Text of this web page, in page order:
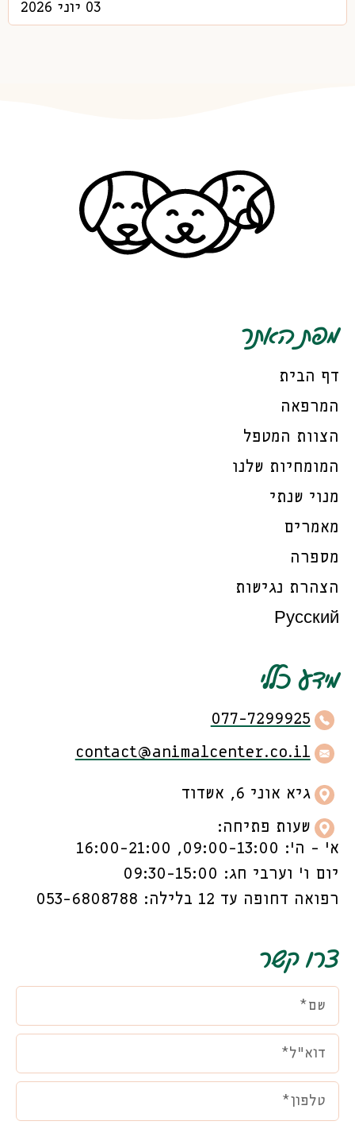
03 יוני 2026
מפת האתר
דף הבית
המרפאה
הצוות המטפל
המומחיות שלנו
מנוי שנתי
מאמרים
מספרה
הצהרת נגישות
Русский
מידע כללי
077-7299925
contact@animalcenter.co.il
גיא אוני 6, אשדוד
שעות פתיחה:
א’ - ה’: 09:00-13:00, 16:00-21:00
יום ו’ וערבי חג: 09:30-15:00
רפואה דחופה עד 12 בלילה: 053-6808788
צרו קשר